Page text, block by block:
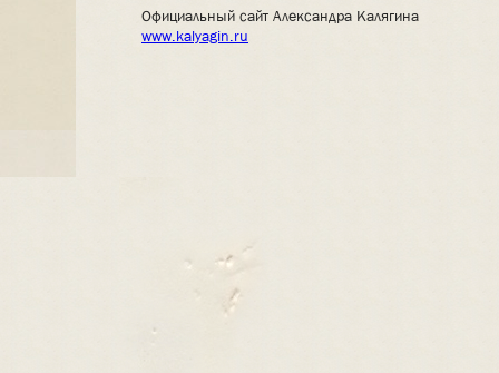
Официальный сайт Александра Калягина
www.kalyagin.ru